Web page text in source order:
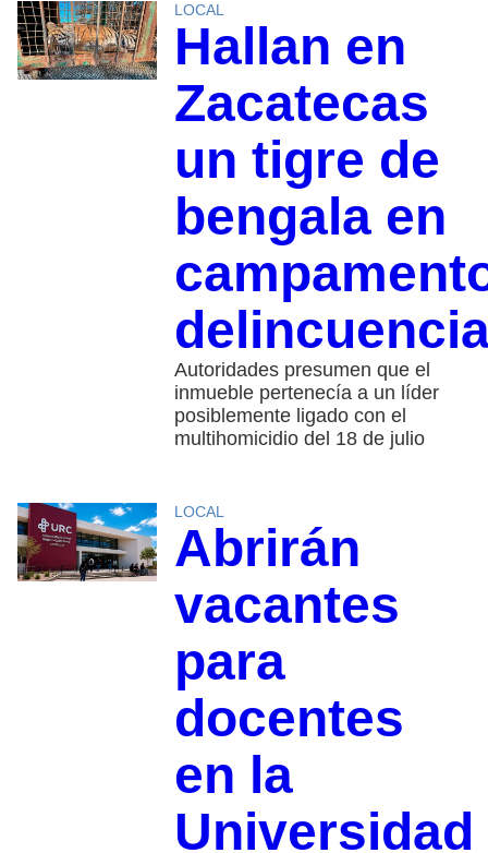
LOCAL
Hallan en
Zacatecas
un tigre de
bengala en
Autoridades presumen que el
inmueble pertenecía a un líder
posiblemente ligado con el
multihomicidio del 18 de julio
LOCAL
Abrirán
vacantes
para
docentes
en la
Universidad